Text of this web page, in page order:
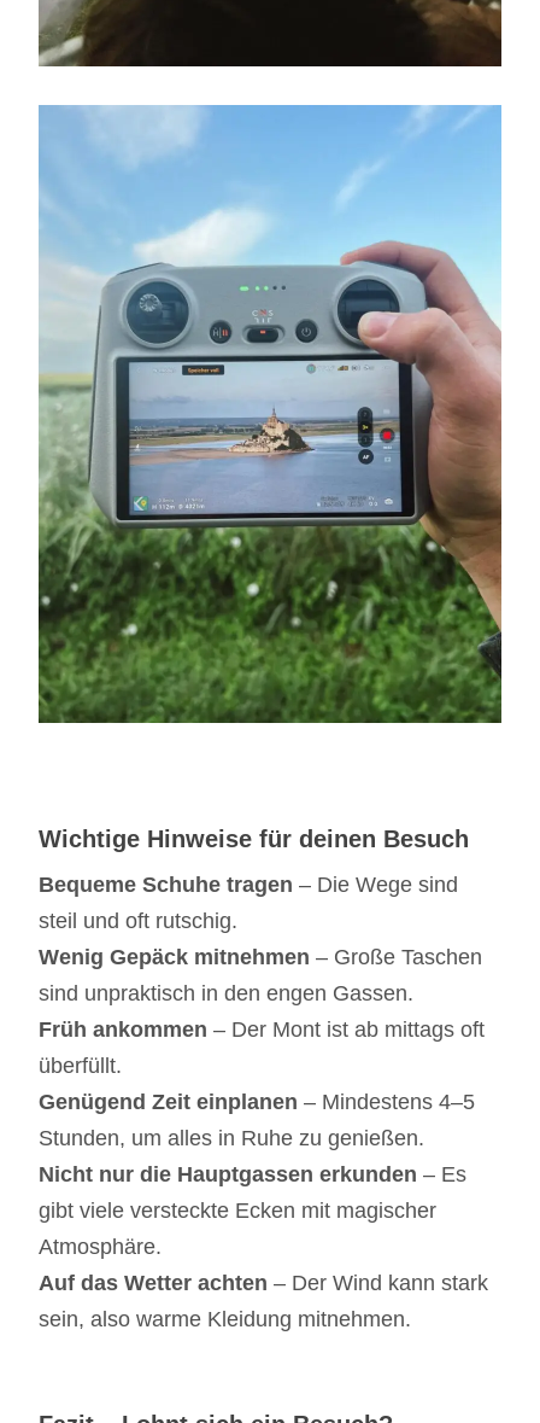
Wichtige Hinweise für deinen Besuch
Bequeme Schuhe tragen – Die Wege sind
steil und oft rutschig.
Wenig Gepäck mitnehmen – Große Taschen
sind unpraktisch in den engen Gassen.
Früh ankommen – Der Mont ist ab mittags oft
überfüllt.
Genügend Zeit einplanen – Mindestens 4–5
Stunden, um alles in Ruhe zu genießen.
Nicht nur die Hauptgassen erkunden – Es
gibt viele versteckte Ecken mit magischer
Atmosphäre.
Auf das Wetter achten – Der Wind kann stark
sein, also warme Kleidung mitnehmen.